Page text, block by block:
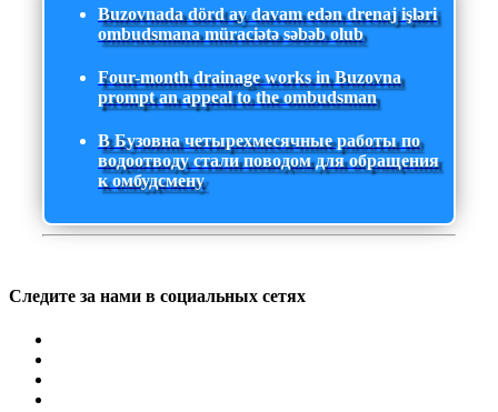
Buzovnada dörd ay davam edən drenaj işləri
ombudsmana müraciətə səbəb olub
Four-month drainage works in Buzovna
prompt an appeal to the ombudsman
В Бузовна четырехмесячные работы по
водоотводу стали поводом для обращения
к омбудсмену
Следите за нами в социальных сетях